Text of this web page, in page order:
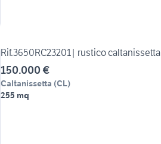
Rif.3650RC23201| rustico caltanissetta
150.000 €
Caltanissetta (CL)
255 mq